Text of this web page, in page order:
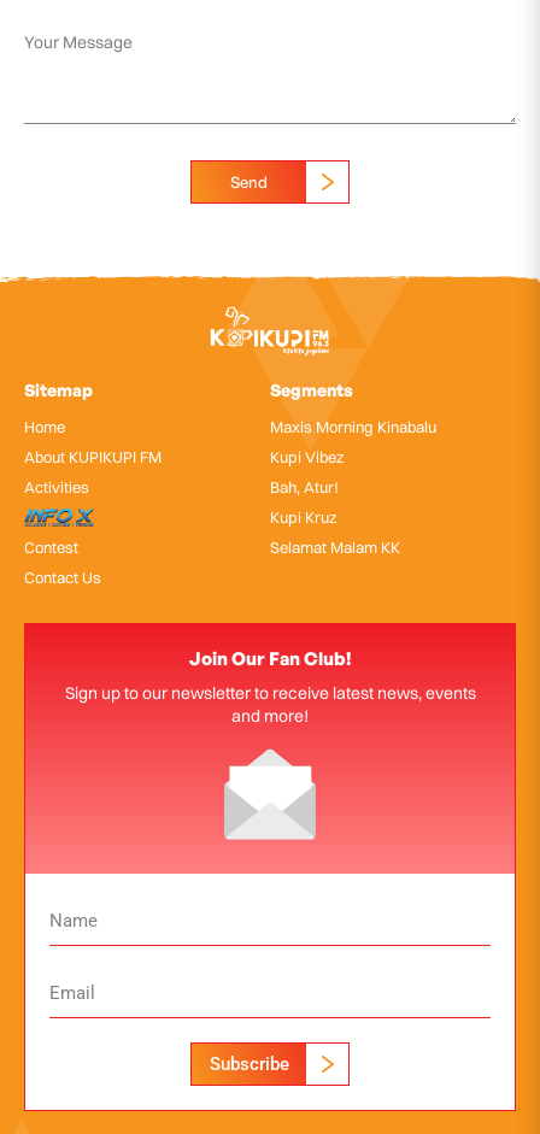
Send
Sitemap
Home
About KUPIKUPI FM
Activities
InfoX
Contest
Contact Us
Segments
Maxis Morning Kinabalu
Kupi Vibez
Bah, Atur!
Kupi Kruz
Selamat Malam KK
Join Our Fan Club!
Sign up to our newsletter to receive latest news, events
and more!
Subscribe